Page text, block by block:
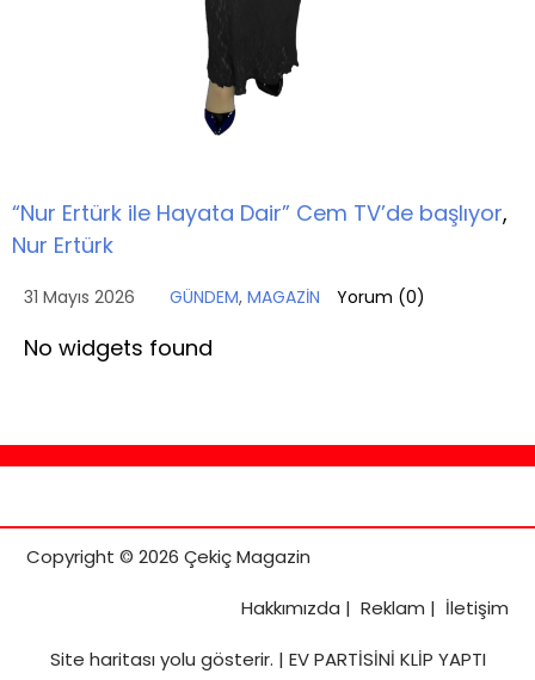
“Nur Ertürk ile Hayata Dair” Cem TV’de başlıyor,
Nur Ertürk
31 Mayıs 2026 GÜNDEM, MAGAZİN Yorum (0)
No widgets found
Copyright © 2026 Çekiç Magazin
Hakkımızda | Reklam | İletişim
Site haritasıyolu gösterir. | EV PARTİSİNİ KLİP YAPTI